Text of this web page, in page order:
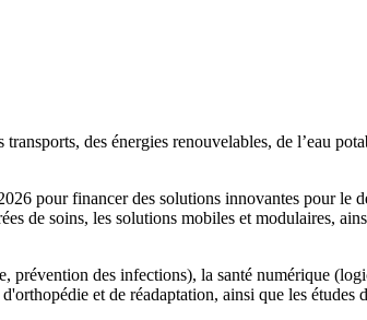
des énergies renouvelables, de l’eau
pour financer des solutions innovantes pour le
de soins, les solutions mobiles et modulaires,
des infections), la santé numérique
et de réadaptation, ainsi que les